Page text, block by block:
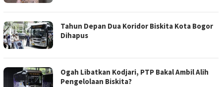
Tahun Depan Dua Koridor Biskita Kota Bogor
Dihapus
Ogah Libatkan Kodjari, PTP Bakal Ambil Alih
Pengelolaan Biskita?